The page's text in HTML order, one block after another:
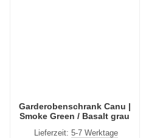
Garderobenschrank Canu |
Smoke Green / Basalt grau
Lieferzeit:5-7 Werktage